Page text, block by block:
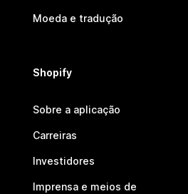
Moeda e tradução
Shopify
Sobre a aplicação
Carreiras
Investidores
Imprensa e meios de